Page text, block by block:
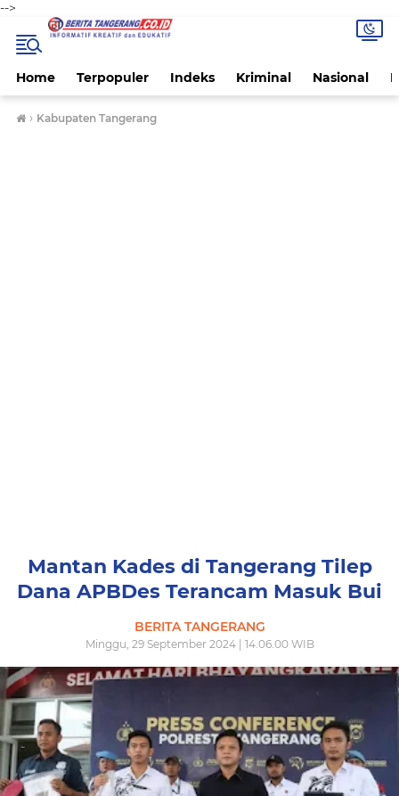
-->
Home Terpopuler Indeks Kriminal Nasional
› Kabupaten Tangerang
Mantan Kades di Tangerang Tilep
Dana APBDes Terancam Masuk Bui
BERITA TANGERANG
Minggu, 29 September 2024 | 14.06.00 WIB